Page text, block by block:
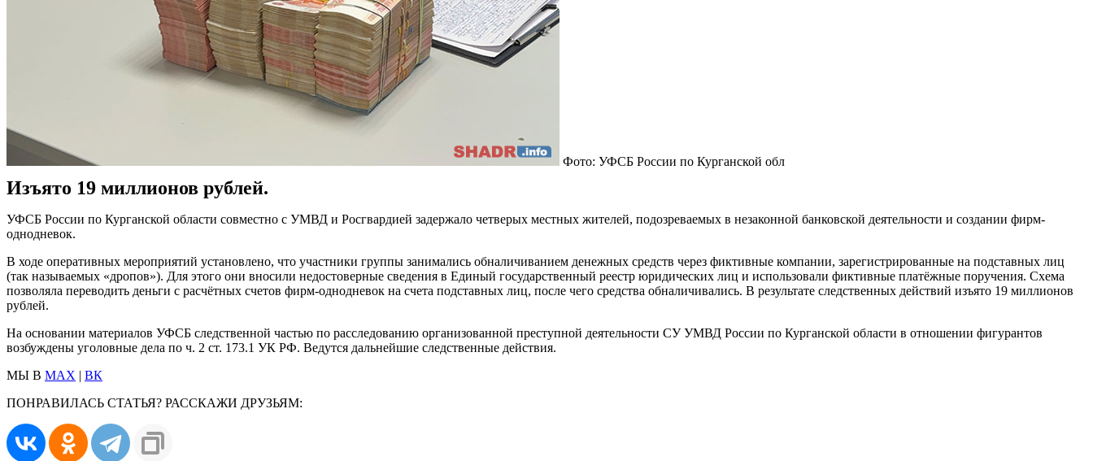
Фото: УФСБ России по Курганской обл
Изъято 19 миллионов рублей.
УФСБ России по Курганской области совместно с УМВД и Росгвардией задержало четверых местных жителей, подозреваемых в незаконной банковской деятельности и создании фирм-
однодневок.
В ходе оперативных мероприятий установлено, что участники группы занимались обналичиванием денежных средств через фиктивные компании, зарегистрированные на подставных лиц
(так называемых «дропов»). Для этого они вносили недостоверные сведения в Единый государственный реестр юридических лиц и использовали фиктивные платёжные поручения. Схема
позволяла переводить деньги с расчётных счетов фирм-однодневок на счета подставных лиц, после чего средства обналичивались. В результате следственных действий изъято 19 миллионов
рублей.
На основании материалов УФСБ следственной частью по расследованию организованной преступной деятельности СУ УМВД России по Курганской области в отношении фигурантов
возбуждены уголовные дела по ч. 2 ст. 173.1 УК РФ. Ведутся дальнейшие следственные действия.
МЫ В MAX | ВК
ПОНРАВИЛАСЬ СТАТЬЯ? РАССКАЖИ ДРУЗЬЯМ: